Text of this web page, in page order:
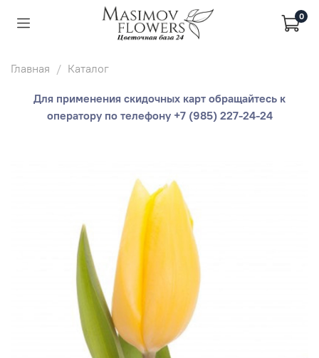
0
Главная Каталог
Для применения скидочных карт обращайтесь к
оператору по телефону +7 (985) 227-24-24